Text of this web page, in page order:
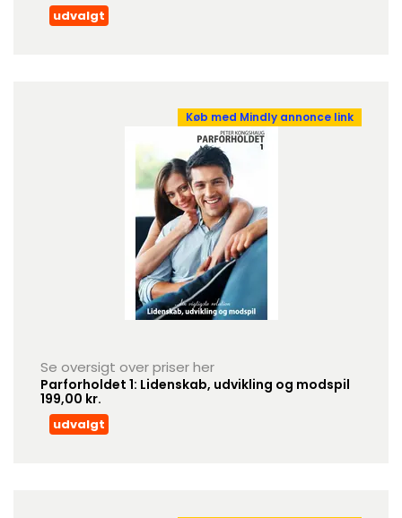
udvalgt
Køb med Mindly annonce link
Se oversigt over priser her
Parforholdet 1: Lidenskab, udvikling og modspil
199,00 kr.
udvalgt